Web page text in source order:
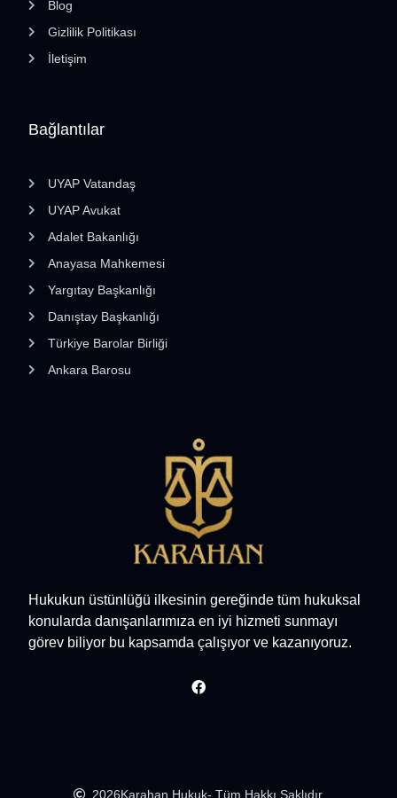
Hukukun üstünlüğü ilkesinin gereğinde tüm hukuksal
konularda danışanlarımıza en iyi hizmeti sunmayı
görev biliyor bu kapsamda çalışıyor ve kazanıyoruz.
Bağlantılar
UYAP Vatandaş
UYAP Avukat
Adalet Bakanlığı
Anayasa Mahkemesi
Yargıtay Başkanlığı
Danıştay Başkanlığı
Türkiye Barolar Birliği
Ankara Barosu
Blog
Gizlilik Politikası
İletişim
2026Karahan Hukuk- Tüm Hakkı Saklıdır.